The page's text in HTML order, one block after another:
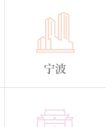
宁波